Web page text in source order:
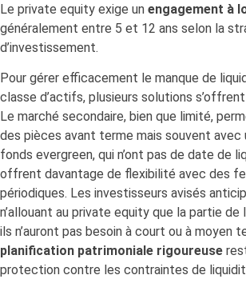
Le private equity exige un engagement à
généralement entre 5 et 12 ans selon la
d’investissement.
Pour gérer efficacement le manque de
classe d’actifs, plusieurs solutions
Le marché secondaire, bien que limité,
des pièces avant terme mais souvent avec
fonds evergreen, qui n’ont pas de date de
offrent davantage de flexibilité avec des
périodiques. Les investisseurs avisés
n’allouant au private equity que la partie
ils n’auront pas besoin à court ou à moyen
planification patrimoniale rigoureuse
protection contre les contraintes de